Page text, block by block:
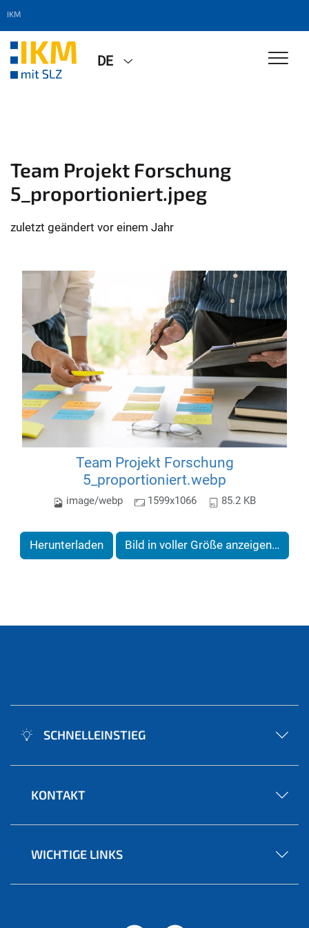
IKM
DE
Team Projekt Forschung
5_proportioniert.jpeg
zuletzt geändert vor einem Jahr
Team Projekt Forschung
5_proportioniert.webp
image/webp 1599x1066 85.2 KB
Herunterladen Bild in voller Größe anzeigen…
SCHNELLEINSTIEG
KONTAKT
WICHTIGE LINKS